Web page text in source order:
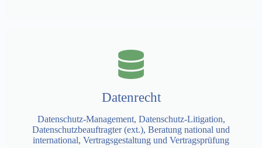
Datenrecht
Datenschutz-Management, Datenschutz-Litigation,
Datenschutzbeauftragter (ext.), Beratung national und
international, Vertragsgestaltung und Vertragsprüfung